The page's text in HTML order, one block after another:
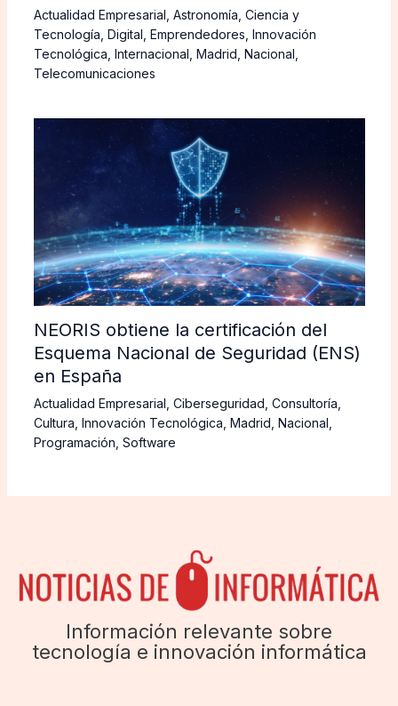
Actualidad Empresarial Astronomía Ciencia y
Tecnología Digital Emprendedores Innovación
Tecnológica Internacional Madrid Nacional
Telecomunicaciones
NEORIS obtiene la certificación del
Esquema Nacional de Seguridad (ENS)
en España
Actualidad Empresarial Ciberseguridad Consultoría
Cultura Innovación Tecnológica Madrid Nacional
Programación Software
Información relevante sobre
tecnología e innovación informática